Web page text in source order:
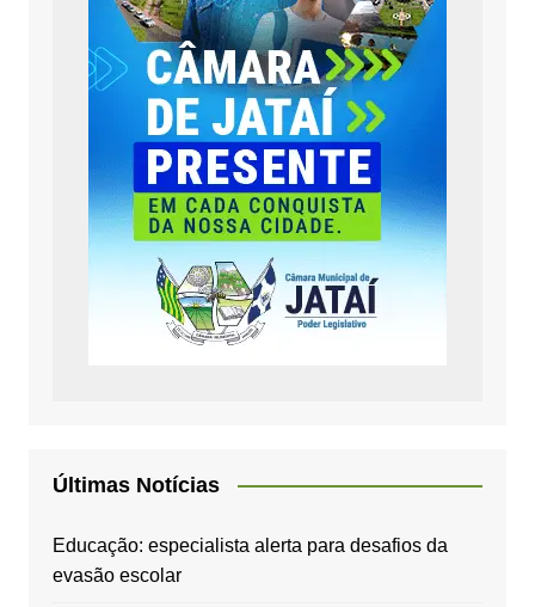
Últimas Notícias
Educação: especialista alerta para desafios da
evasão escolar